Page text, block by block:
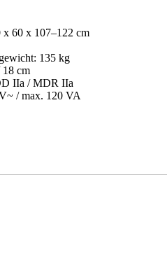
60 x 107–122 cm
135 kg
18 cm
IIa / MDR IIa
/ max. 120 VA